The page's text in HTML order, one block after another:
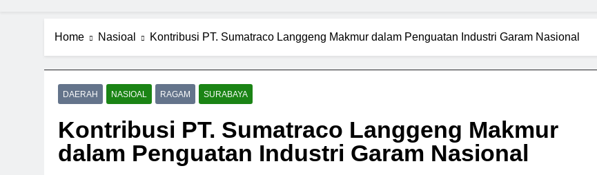
Home Nasioal Kontribusi PT. Sumatraco Langgeng Makmur dalam Penguatan Industri Garam Nasional
DAERAH NASIOAL RAGAM SURABAYA
Kontribusi PT. Sumatraco Langgeng Makmur
dalam Penguatan Industri Garam Nasional